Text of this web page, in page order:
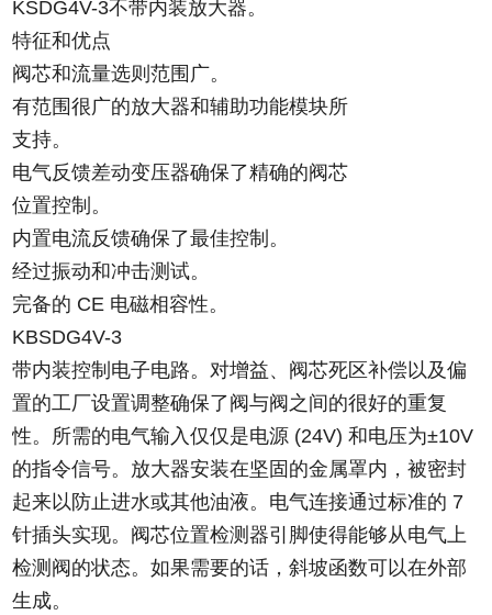
KSDG4V-3不带内装放大器。
特征和优点
阀芯和流量选则范围广。
有范围很广的放大器和辅助功能模块所
支持。
电气反馈差动变压器确保了精确的阀芯
位置控制。
内置电流反馈确保了最佳控制。
经过振动和冲击测试。
完备的 CE 电磁相容性。
KBSDG4V-3
带内装控制电子电路。对增益、阀芯死区补偿以及偏
置的工厂设置调整确保了阀与阀之间的很好的重复
性。所需的电气输入仅仅是电源 (24V) 和电压为±10V
的指令信号。放大器安装在坚固的金属罩内，被密封
起来以防止进水或其他油液。电气连接通过标准的 7
针插头实现。阀芯位置检测器引脚使得能够从电气上
检测阀的状态。如果需要的话，斜坡函数可以在外部
生成。